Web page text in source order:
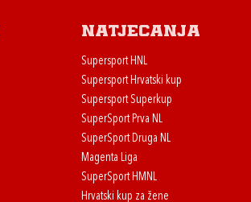
Natjecanja
Supersport HNL
Supersport Hrvatski kup
Supersport Superkup
SuperSport Prva NL
SuperSport Druga NL
Magenta Liga
SuperSport HMNL
Hrvatski kup za žene